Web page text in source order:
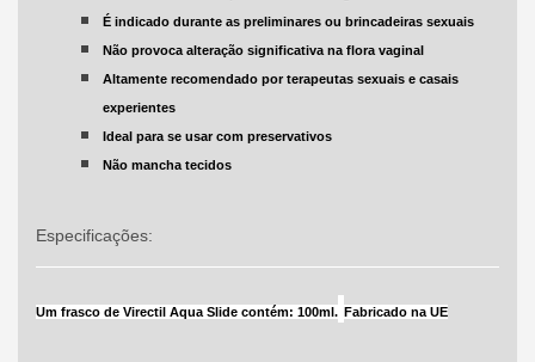
É indicado durante as preliminares ou brincadeiras sexuais
Não provoca alteração significativa na flora vaginal
Altamente recomendado por terapeutas sexuais e casais
experientes
Ideal para se usar com preservativos
Não mancha tecidos
Especificações:
Um frasco de Virectil Aqua Slide contém: 100ml. Fabricado na UE